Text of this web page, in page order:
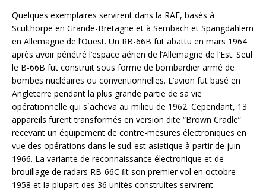
Quelques exemplaires servirent dans la RAF, basés à
Sculthorpe en Grande-Bretagne et à Sembach et Spangdahlem
en Allemagne de l’Ouest. Un RB-66B fut abattu en mars 1964
après avoir pénétré l’espace aérien de l’Allemagne de l’Est. Seul
le B-66B fut construit sous forme de bombardier armé de
bombes nucléaires ou conventionnelles. L’avion fut basé en
Angleterre pendant la plus grande partie de sa vie
opérationnelle qui s`acheva au milieu de 1962. Cependant, 13
appareils furent transformés en version dite “Brown Cradle”
recevant un équipement de contre-mesures électroniques en
vue des opérations dans le sud-est asiatique à partir de juin
1966. La variante de reconnaissance électronique et de
brouillage de radars RB-66C ﬁt son premier vol en octobre
1958 et la plupart des 36 unités construites servirent